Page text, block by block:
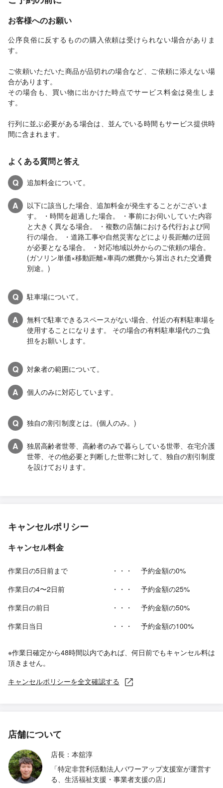
お客様へのお願い
公序良俗に反するものの購入依頼は受けられない場合がありま
す。
ご依頼いただいた商品が品切れの場合など、ご依頼に添えない場
合があります。
その場合も、買い物に出かけた時点でサービス料金は発生しま
す。
行列に並ぶ必要がある場合は、並んでいる時間もサービス提供時
間に含まれます。
よくある質問と答え
Q
追加料金について。
A
以下に該当した場合、追加料金が発生することがございま
す。 ・時間を超過した場合。 ・事前にお伺いしていた内容
と大きく異なる場合。 ・複数の店舗における代行および同
行の場合。 ・道路工事や自然災害などにより長距離の迂回
が必要となる場合。 ・対応地域以外からのご依頼の場合。
(ガソリン単価×移動距離×車両の燃費から算出された交通費
別途。)
Q 駐車場について。
A
無料で駐車できるスペースがない場合、付近の有料駐車場を
使用することになります。 その場合の有料駐車場代のご負
担をお願いします。
Q 対象者の範囲について。
A 個人のみに対応しています。
Q 独自の割引制度とは。(個人のみ。)
A
独居高齢者世帯、高齢者のみで暮らしている世帯、在宅介護
世帯、その他必要と判断した世帯に対して、独自の割引制度
を設けております。
キャンセルポリシー
キャンセル料金
作業日の5日前まで ・・・
予約金額の0%
作業日の4〜2日前
・・・
予約金額の25%
作業日の前日
・・・
予約金額の50%
作業日当日
・・・ 予約金額の100%
※作業日確定から48時間以内であれば、何日前でもキャンセル料は
頂きません。
キャンセルポリシーを全文確認する
店舗について
店長：本舘淳
「特定非営利活動法人パワーアップ支援室が運営す
る、生活福祉支援・事業者支援の店｣